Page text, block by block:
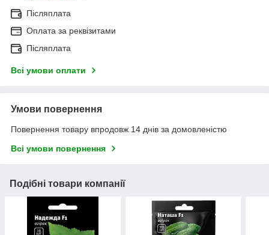
Післяплата
Оплата за реквізитами
Післяплата
Всі умови оплати
Умови повернення
Повернення товару впродовж 14 днів за домовленістю
Всі умови повернення
Подібні товари компанії